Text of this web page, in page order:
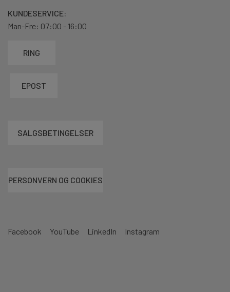
Facebook YouTube LinkedIn Instagram
KUNDESERVICE:
Man-Fre: 07:00 - 16:00
RING
EPOST
SALGSBETINGELSER
PERSONVERN OG COOKIES